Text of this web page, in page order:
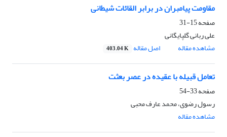
مقاومت پیامبران در برابر القائات شیطانی
صفحه15-31
علی ربانی گلپایگانی
مشاهده مقاله
اصل مقاله 403.04 K
تعامل قبیله با عقیده در عصر بعثت
صفحه33-54
رسول رضوی، محمد عارف محبی
مشاهده مقاله